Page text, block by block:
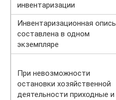
инвентаризации
Инвентаризационная опись
составлена в одном
экземпляре
При невозможности
остановки хозяйственной
деятельности приходные и